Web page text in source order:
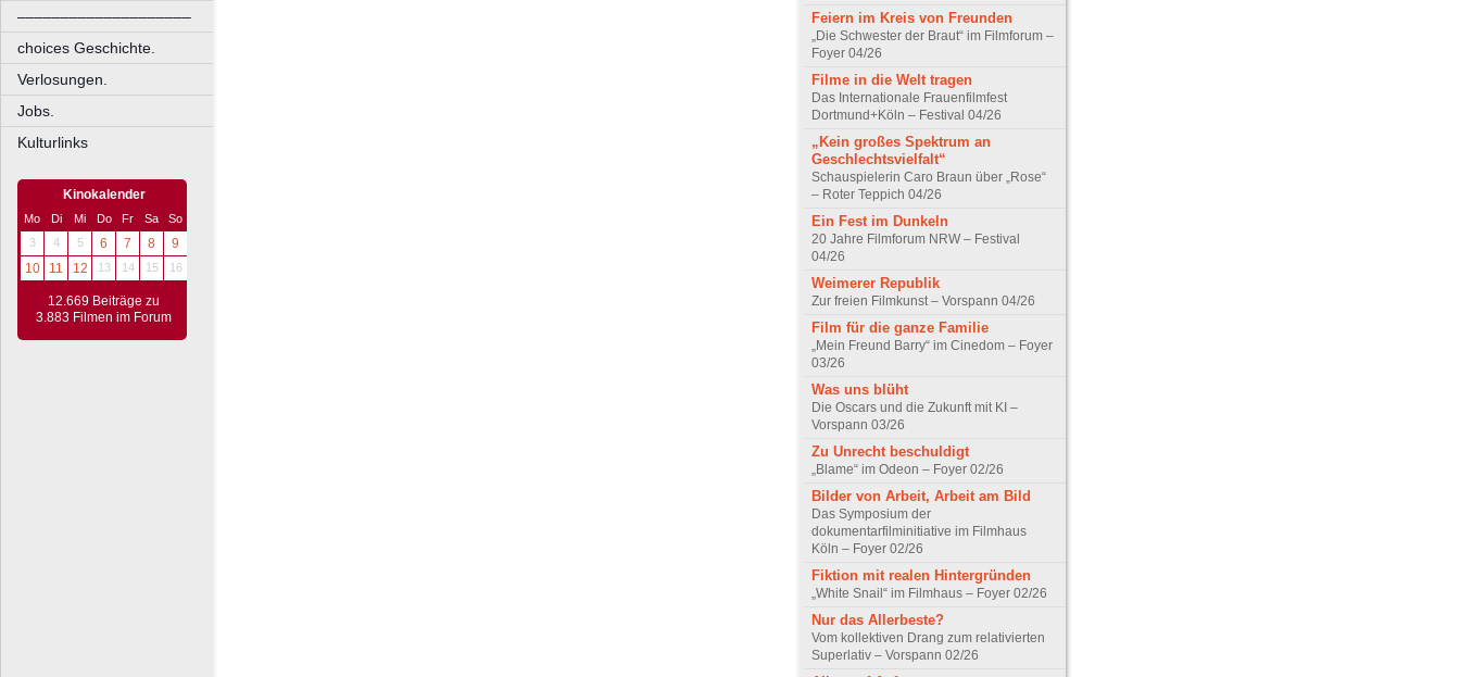
––––––––––––––––––––
choices Geschichte.
Verlosungen.
Jobs.
Kulturlinks
Kinokalender
Mo Di Mi Do Fr Sa
So
3
4 5 6 7 8
9
10
11 12 13 14 15 16
12.669 Beiträge zu
3.883 Filmen im Forum
Feiern im Kreis von Freunden
„Die Schwester der Braut“ im Filmforum –
Foyer 04/26
Filme in die Welt tragen
Das Internationale Frauenfilmfest
Dortmund+Köln – Festival 04/26
„Kein großes Spektrum an
Geschlechtsvielfalt“
Schauspielerin Caro Braun über „Rose“
– Roter Teppich 04/26
Ein Fest im Dunkeln
20 Jahre Filmforum NRW – Festival
04/26
Weimerer Republik
Zur freien Filmkunst – Vorspann 04/26
Film für die ganze Familie
„Mein Freund Barry“ im Cinedom – Foyer
03/26
Was uns blüht
Die Oscars und die Zukunft mit KI –
Vorspann 03/26
Zu Unrecht beschuldigt
„Blame“ im Odeon – Foyer 02/26
Bilder von Arbeit, Arbeit am Bild
Das Symposium der
dokumentarfilminitiative im Filmhaus
Köln – Foyer 02/26
Fiktion mit realen Hintergründen
„White Snail“ im Filmhaus – Foyer 02/26
Nur das Allerbeste?
Vom kollektiven Drang zum relativierten
Superlativ – Vorspann 02/26